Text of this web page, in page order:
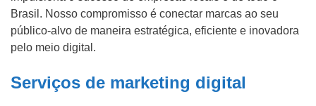
Brasil. Nosso compromisso é conectar marcas ao seu
público-alvo de maneira estratégica, eficiente e inovadora
pelo meio digital.
Serviços de marketing digital